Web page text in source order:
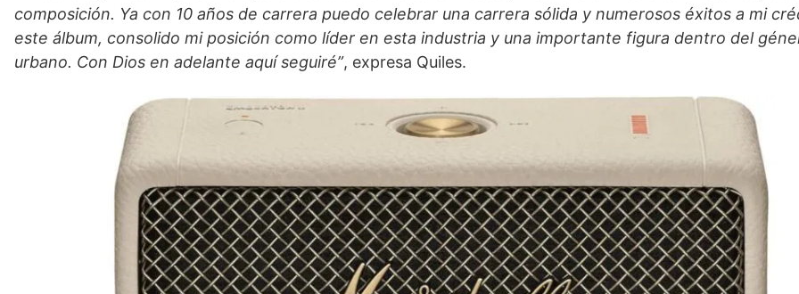
composición. Ya con 10 años de carrera puedo celebrar una carrera sólida y numerosos éxitos a mi
este álbum, consolido mi posición como líder en esta industria y una importante figura dentro del
urbano. Con Dios en adelante aquí seguiré”, expresa Quiles.